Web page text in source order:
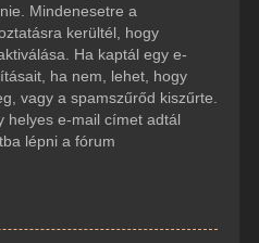
Mindenesetre a
kerültél, hogy
Ha kaptál egy e-
ha nem, lehet, hogy
vagy a spamszűrőd kiszűrte.
helyes e-mail címet adtál
lépni a fórum